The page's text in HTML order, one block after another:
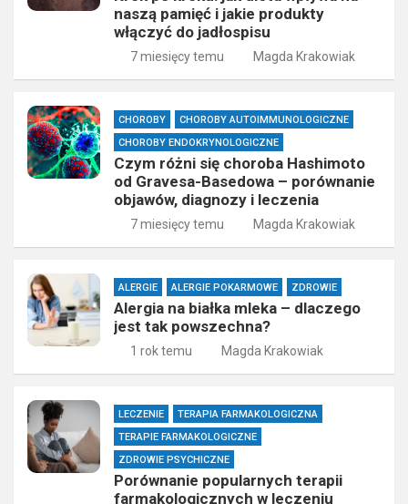
naszą pamięć i jakie produkty
włączyć do jadłospisu
7 miesięcy temu Magda Krakowiak
CHOROBY
CHOROBY AUTOIMMUNOLOGICZNE
CHOROBY ENDOKRYNOLOGICZNE
Czym różni się choroba Hashimoto
od Gravesa-Basedowa – porównanie
objawów, diagnozy i leczenia
7 miesięcy temu Magda Krakowiak
ALERGIE ALERGIE POKARMOWE ZDROWIE
Alergia na białka mleka – dlaczego
jest tak powszechna?
1 rok temu Magda Krakowiak
LECZENIE
TERAPIA FARMAKOLOGICZNA
TERAPIE FARMAKOLOGICZNE
ZDROWIE PSYCHICZNE
Porównanie popularnych terapii
farmakologicznych w leczeniu